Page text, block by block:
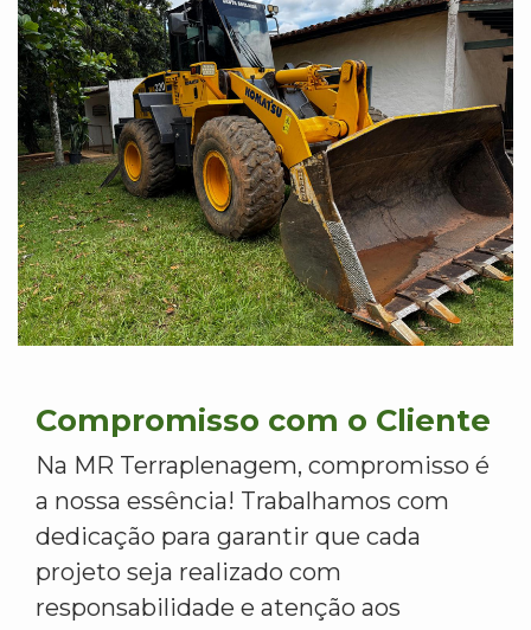
Compromisso com o Cliente
Na MR Terraplenagem, compromisso é
a nossa essência! Trabalhamos com
dedicação para garantir que cada
projeto seja realizado com
responsabilidade e atenção aos